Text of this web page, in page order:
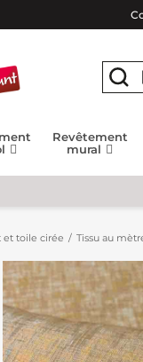
Revêtement
mural
et toile cirée Tissu au